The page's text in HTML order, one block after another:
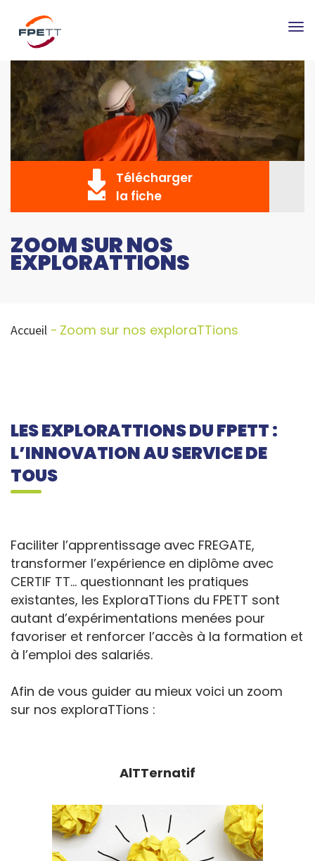
ZOOM SUR NOS
EXPLORATTIONS
Télécharger
la fiche
Accueil Zoom sur nos exploraTTions
LES EXPLORATTIONS DU FPETT :
L’INNOVATION AU SERVICE DE
TOUS
Faciliter l’apprentissage avec FREGATE,
transformer l’expérience en diplôme avec
CERTIF TT… questionnant les pratiques
existantes, les ExploraTTions du FPETT sont
autant d’expérimentations menées pour
favoriser et renforcer l’accès à la formation et
à l’emploi des salariés.
Afin de vous guider au mieux voici un zoom
sur nos exploraTTions :
AlTTernatif